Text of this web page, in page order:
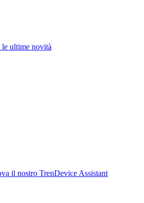
ultime novità
il nostro TrenDevice Assistant